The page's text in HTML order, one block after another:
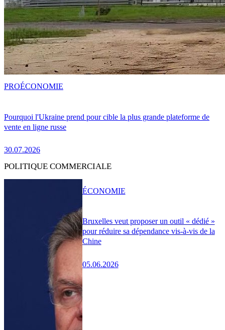
Pourquoi l'Ukraine prend pour cible la plus grande plateforme de
vente en ligne russe
30.07.2026
PROÉCONOMIE
POLITIQUE COMMERCIALE
Bruxelles veut proposer un outil « dédié »
pour réduire sa dépendance vis-à-vis de la
Chine
05.06.2026
ÉCONOMIE